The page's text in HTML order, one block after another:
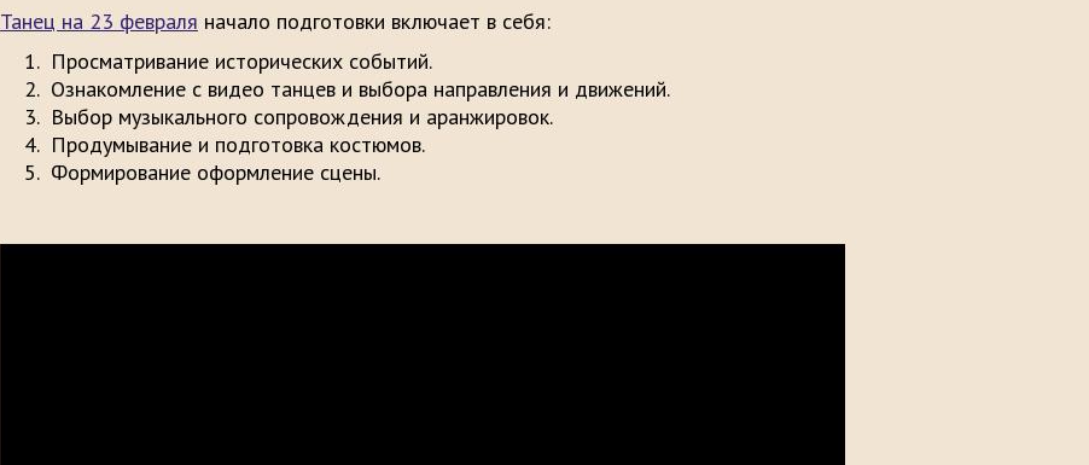
Танец на 23 февраля начало подготовки включает в себя:
Просматривание исторических событий.
Ознакомление с видео танцев и выбора направления и движений.
Выбор музыкального сопровождения и аранжировок.
Продумывание и подготовка костюмов.
Формирование оформление сцены.